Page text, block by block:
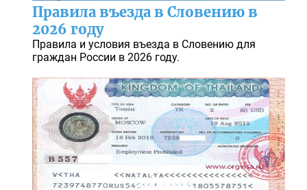
Правила въезда в Словению в
2026 году
Правила и условия въезда в Словению для
граждан России в 2026 году.